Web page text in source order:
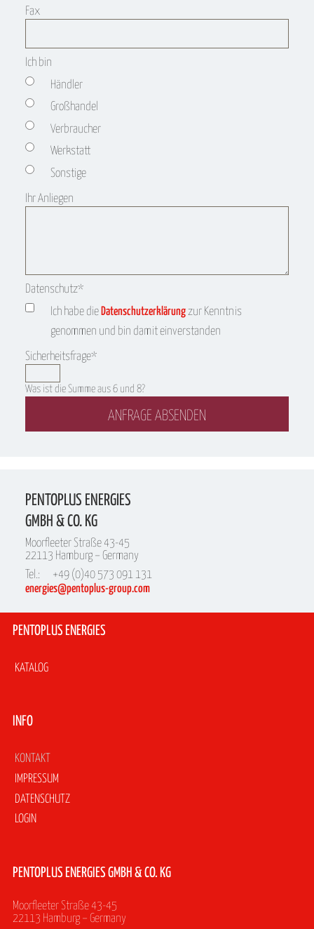
Fax
Ich bin
Händler
Großhandel
Verbraucher
Werkstatt
Sonstige
Ihr Anliegen
Pflichtfeld
Datenschutz*
Ich habe dieDatenschutzerklärungzur Kenntnis
genommen und bin damit einverstanden
Pflichtfeld
Sicherheitsfrage*
Was ist die Summe aus 6 und 8?
ANFRAGE ABSENDEN
PENTOPLUS ENERGIES
GMBH & CO. KG
Moorfleeter Straße 43-45
22113 Hamburg – Germany
Tel.:
+49 (0)40 573 091 131
energies@pentoplus-group.com
PENTOPLUS ENERGIES
Navigation
überspringen
KATALOG
INFO
Navigation
überspringen
KONTAKT
IMPRESSUM
DATENSCHUTZ
LOGIN
PENTOPLUS ENERGIES GMBH & CO. KG
Moorfleeter Straße 43-45
22113 Hamburg – Germany